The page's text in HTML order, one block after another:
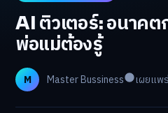
AI ติวเตอร์: อนาค
พ่อแม่ต้องรู้
M Master Bussiness เผยแพ